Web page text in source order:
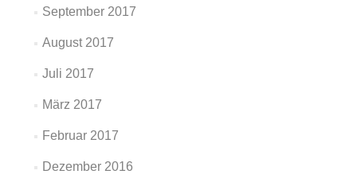
September 2017
August 2017
Juli 2017
März 2017
Februar 2017
Dezember 2016